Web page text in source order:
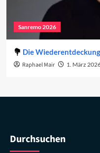
Sanremo 2026
Die
Raphael Mair 1. März
Durchsuchen